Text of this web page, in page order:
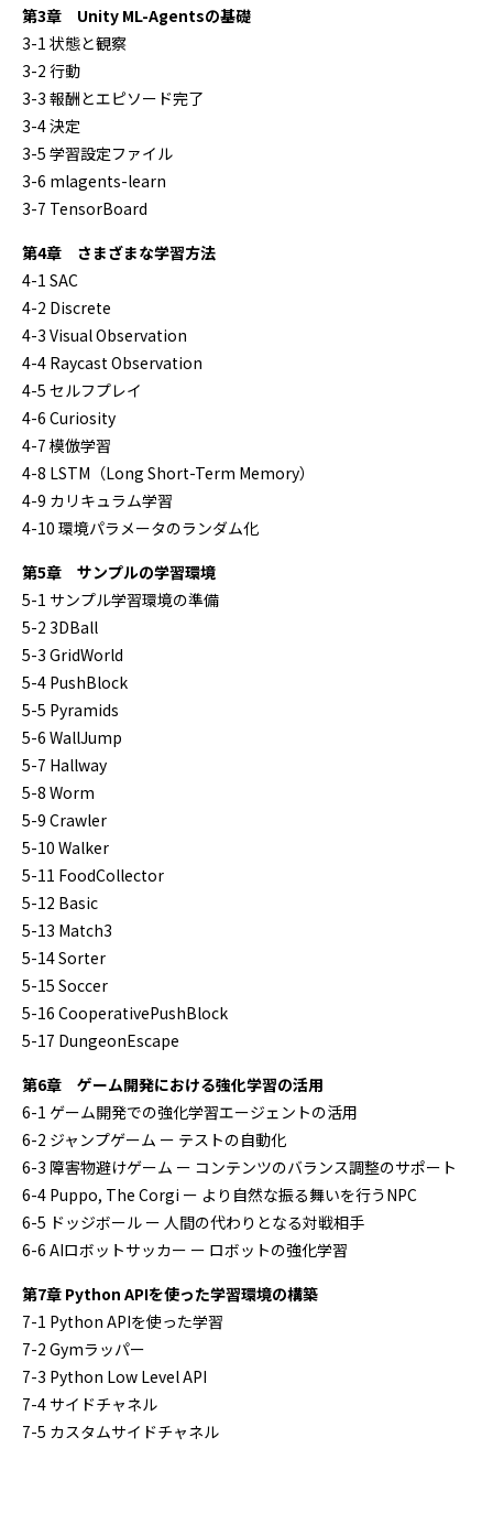
第3章 Unity ML-Agentsの基礎
3-1 状態と観察
3-2 行動
3-3 報酬とエピソード完了
3-4 決定
3-5 学習設定ファイル
3-6 mlagents-learn
3-7 TensorBoard
第4章 さまざまな学習方法
4-1 SAC
4-2 Discrete
4-3 Visual Observation
4-4 Raycast Observation
4-5 セルフプレイ
4-6 Curiosity
4-7 模倣学習
4-8 LSTM（Long Short-Term Memory）
4-9 カリキュラム学習
4-10 環境パラメータのランダム化
第5章 サンプルの学習環境
5-1 サンプル学習環境の準備
5-2 3DBall
5-3 GridWorld
5-4 PushBlock
5-5 Pyramids
5-6 WallJump
5-7 Hallway
5-8 Worm
5-9 Crawler
5-10 Walker
5-11 FoodCollector
5-12 Basic
5-13 Match3
5-14 Sorter
5-15 Soccer
5-16 CooperativePushBlock
5-17 DungeonEscape
第6章 ゲーム開発における強化学習の活用
6-1 ゲーム開発での強化学習エージェントの活用
6-2 ジャンプゲーム ー テストの自動化
6-3 障害物避けゲーム ー コンテンツのバランス調整のサポート
6-4 Puppo, The Corgi ー より自然な振る舞いを行うNPC
6-5 ドッジボール ー 人間の代わりとなる対戦相手
6-6 AIロボットサッカー ー ロボットの強化学習
第7章 Python APIを使った学習環境の構築
7-1 Python APIを使った学習
7-2 Gymラッパー
7-3 Python Low Level API
7-4 サイドチャネル
7-5 カスタムサイドチャネル